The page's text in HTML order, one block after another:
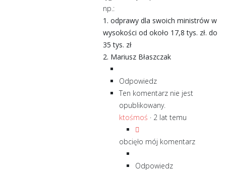
np.:
1. odprawy dla swoich ministrów w
wysokości od około 17,8 tys. zł. do
35 tys. zł
2. Mariusz Błaszczak
Odpowiedz
Ten komentarz nie jest
opublikowany.
ktośmoś · 2 lat temu
obcięło mój komentarz
Odpowiedz